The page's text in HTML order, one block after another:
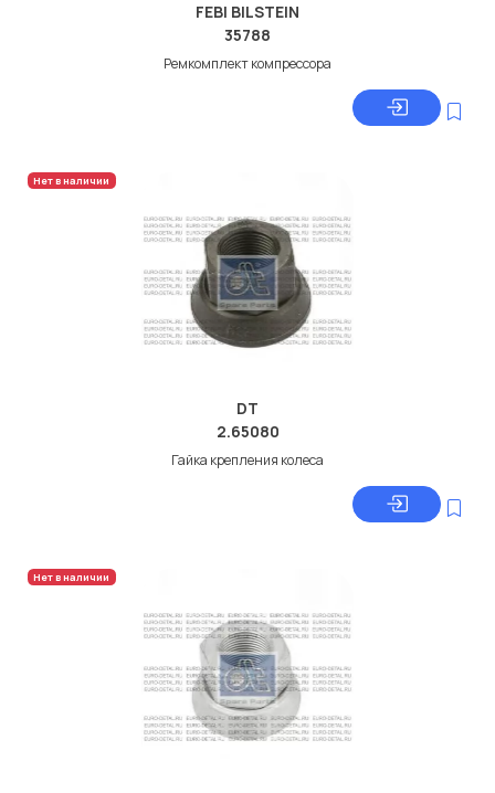
FEBI BILSTEIN
35788
Ремкомплект компрессора
Нет в наличии
DT
2.65080
Гайка крепления колеса
Нет в наличии